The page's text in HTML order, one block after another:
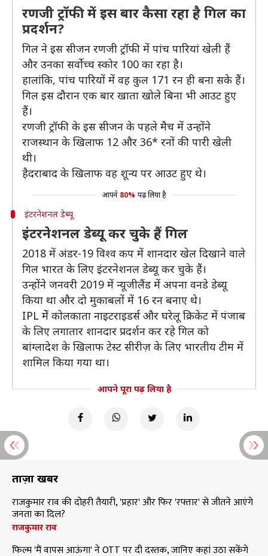
रणजी ट्रॉफी में इस बार कैसा रहा है गिल का
प्रदर्शन?
गिल ने इस सीजन रणजी ट्रॉफी में पांच पारियां खेली हैं
और उनका सर्वोच्च स्कोर 100 का रहा है।
हालांकि, पांच पारियों में वह कुल 171 रन ही बना सके हैं।
गिल इस दौरान एक बार खाता खोले बिना भी आउट हुए
हैं।
रणजी ट्रॉफी के इस सीजन के पहले मैच में उन्होंने
राजस्थान के खिलाफ 12 और 36* रनों की पारी खेली
थी।
हैदराबाद के खिलाफ वह शून्य पर आउट हुए थे।
आपने 80% पढ़ लिया है
इंटरनेशनल डेब्यू
इंटरनेशनल डेब्यू कर चुके हैं गिल
2018 में अंडर-19 विश्व कप में शानदार खेल दिखाने वाले
गिल भारत के लिए इंटरनेशनल डेब्यू कर चुके हैं।
उन्होंने जनवरी 2019 में न्यूजीलैंड में अपना वनडे डेब्यू
किया था और दो मुकाबलों में 16 रन बनाए थे।
IPL मेें कोलकाता नाइटराइडर्स और घरेलू क्रिकेट में पंजाब
के लिए लगातार शानदार प्रदर्शन कर रहे गिल को
बांग्लादेश के खिलाफ टेस्ट सीरीज़ के लिए भारतीय टीम में
शामिल किया गया था।
आपने पूरा पढ़ लिया है
ताज़ा खबरें
राजकुमार राव की दोहरी तैयारी, 'प्रहार' और फिर 'रफ्तार' से जीतने आएंगे
जनता का दिल?
राजकुमार राव
फिल्म 'मैं वापस आऊंगा' ने OTT पर दी दस्तक, जानिए कहां उठा सकेंगे